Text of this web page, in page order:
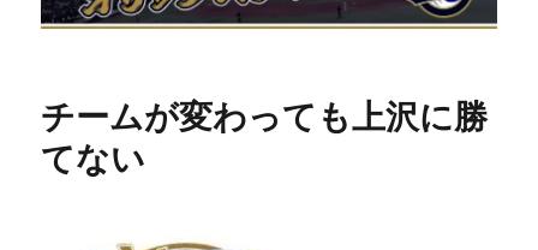
チームが変わっても上沢に勝
てない